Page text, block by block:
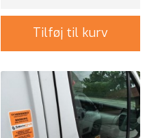
Tilføj til kurv